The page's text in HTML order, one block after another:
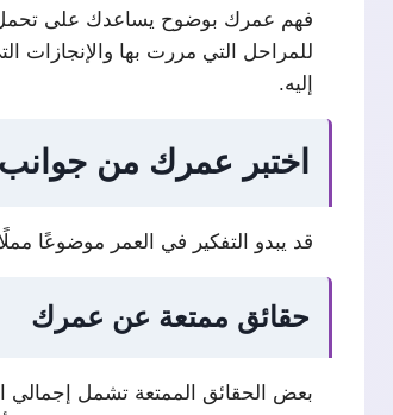
فهم عمرك بوضوح يساعدك على تحمل
للمراحل التي مررت بها
إليه.
اختبر عمرك من
قد يبدو التفكير في العمر موضوعًا
حقائق ممتعة عن عمرك
بعض الحقائق الممتعة تشمل إجمالي